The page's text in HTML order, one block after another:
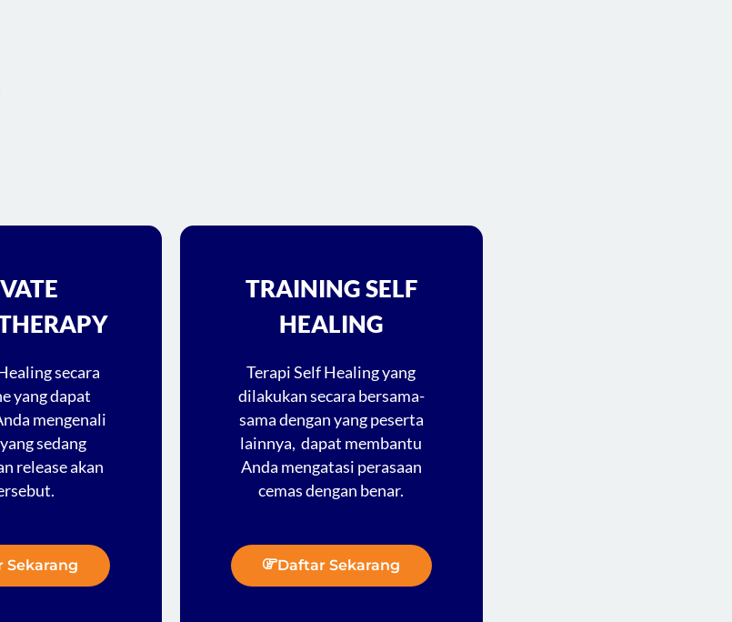
secara
yang dapat
mengenali
sedang
release akan
Sekarang
TRAINING SELF
HEALING
Terapi Self Healing yang
dilakukan secara bersama-
sama dengan yang peserta
lainnya, dapat membantu
Anda mengatasi perasaan
cemas dengan benar.
Daftar Sekarang